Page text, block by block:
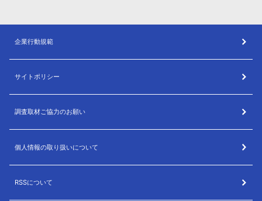
企業行動規範
サイトポリシー
調査取材ご協力のお願い
個人情報の取り扱いについて
RSSについて